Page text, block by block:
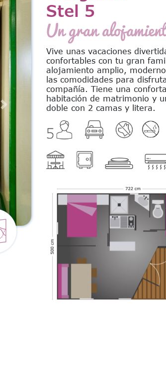
Stel 5
Un gran
Vive unas vacaciones
confortables con tu gran
alojamiento amplio,
las comodidades para
compañía. Tiene una
habitación de matrimonio y
doble con 2 camas y litera.
Next